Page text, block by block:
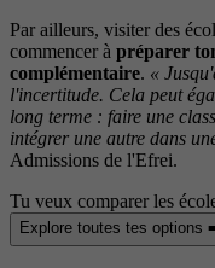
Par ailleurs, visiter des
commencer à préparer
complémentaire. «
l'incertitude. Cela peut
long terme : faire une
intégrer une autre dans
Admissions de l'Efrei.
Tu veux comparer les
Explore toutes tes options